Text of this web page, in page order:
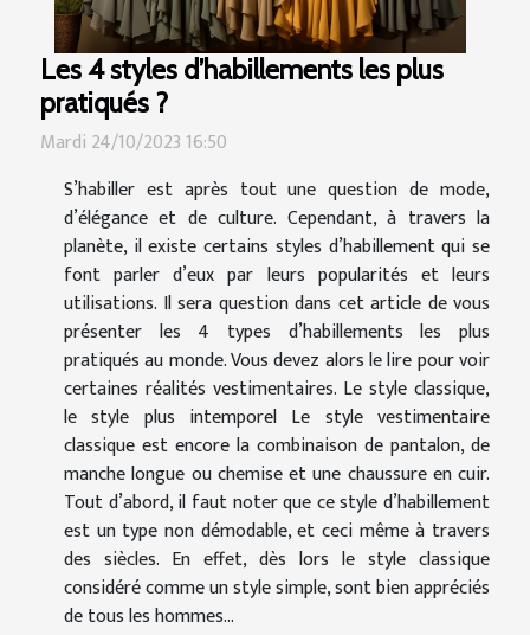
Les 4 styles d’habillements les plus
pratiqués ?
Mardi 24/10/2023 16:50
S’habiller est après tout une question de mode,
d’élégance et de culture. Cependant, à travers la
planète, il existe certains styles d’habillement qui se
font parler d’eux par leurs popularités et leurs
utilisations. Il sera question dans cet article de vous
présenter les 4 types d’habillements les plus
pratiqués au monde. Vous devez alors le lire pour voir
certaines réalités vestimentaires. Le style classique,
le style plus intemporel Le style vestimentaire
classique est encore la combinaison de pantalon, de
manche longue ou chemise et une chaussure en cuir.
Tout d’abord, il faut noter que ce style d’habillement
est un type non démodable, et ceci même à travers
des siècles. En effet, dès lors le style classique
considéré comme un style simple, sont bien appréciés
de tous les hommes...